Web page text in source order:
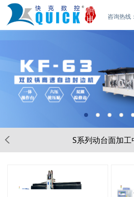
咨询热线：
S系列动台面加工